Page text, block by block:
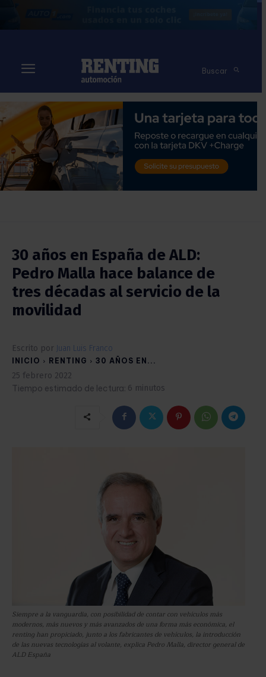
Buscar
30 años en España de ALD:
Pedro Malla hace balance de
tres décadas al servicio de la
movilidad
Escrito por Juan Luis Franco
INICIO RENTING 30 AÑOS EN...
25 febrero 2022
Tiempo estimado de lectura: 6 minutos
Siempre a la vanguardia, con posibilidad de contar con vehículos más
modernos, más nuevos y más avanzados de una forma más económica, el
renting han propiciado, junto a los fabricantes de vehículos, la introducción
de las nuevas tecnologías al volante, explica Pedro Malla, director general de
ALD España